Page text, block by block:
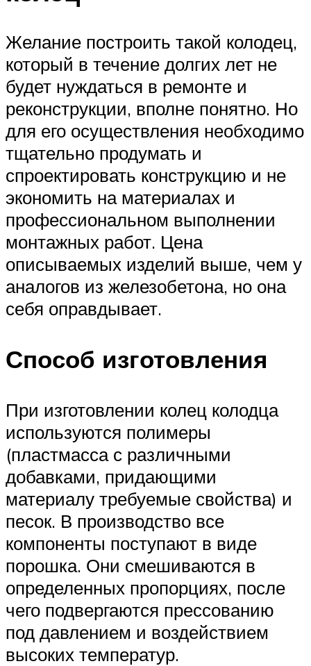
Желание построить такой колодец,
который в течение долгих лет не
будет нуждаться в ремонте и
реконструкции, вполне понятно. Но
для его осуществления необходимо
тщательно продумать и
спроектировать конструкцию и не
экономить на материалах и
профессиональном выполнении
монтажных работ. Цена
описываемых изделий выше, чем у
аналогов из железобетона, но она
себя оправдывает.
Способ изготовления
При изготовлении колец колодца
используются полимеры
(пластмасса с различными
добавками, придающими
материалу требуемые свойства) и
песок. В производство все
компоненты поступают в виде
порошка. Они смешиваются в
определенных пропорциях, после
чего подвергаются прессованию
под давлением и воздействием
высоких температур.